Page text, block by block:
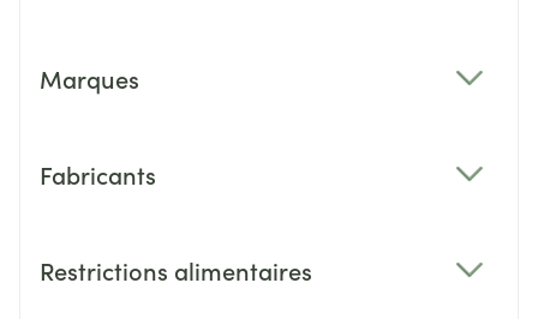
Marques
Fabricants
Restrictions alimentaires